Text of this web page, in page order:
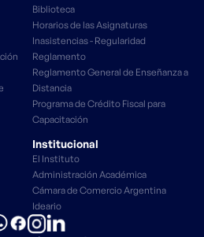
Biblioteca
Horarios de las Asignaturas
Inasistencias - Regularidad
Reglamento
Reglamento General de Enseñanza a
Distancia
Programa de Crédito Fiscal para
Capacitación
Institucional
El Instituto
Administración Académica
Cámara de Comercio Argentina
Ideario